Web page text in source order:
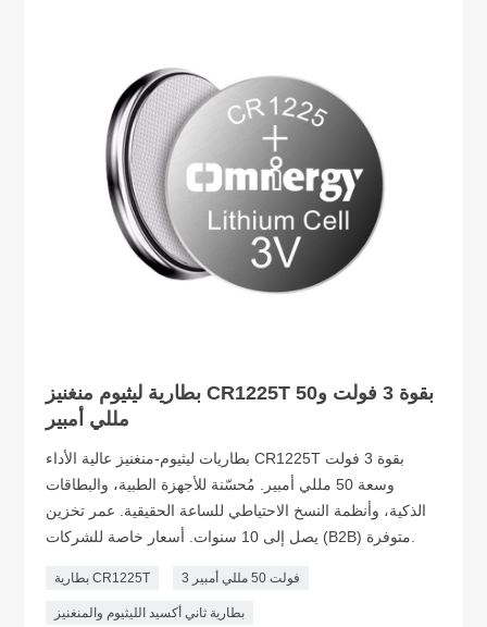
بطارية ليثيوم منغنيز CR1225T بقوة 3 فولت و50
مللي أمبير
بطاريات ليثيوم-منغنيز عالية الأداء CR1225T بقوة 3 فولت
وسعة 50 مللي أمبير. مُحسّنة للأجهزة الطبية، والبطاقات
الذكية، وأنظمة النسخ الاحتياطي للساعة الحقيقية. عمر تخزين
بطارية CR1225T 3 فولت 50 مللي أمبير
بطارية ثاني أكسيد الليثيوم والمنغنيز